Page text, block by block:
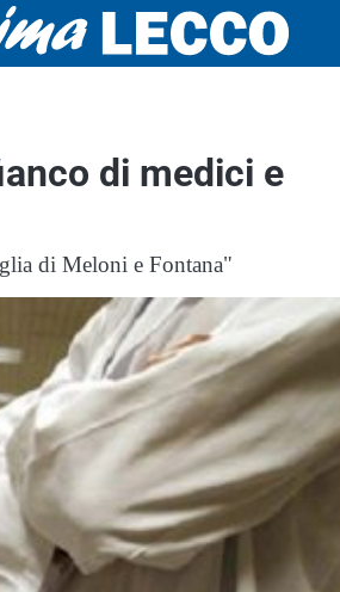
di medici e
di Meloni e Fontana"